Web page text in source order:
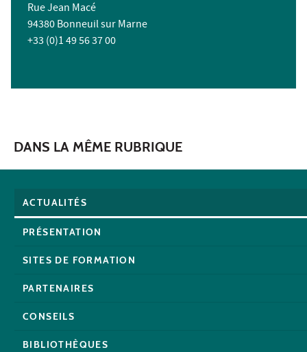
Rue Jean Macé
94380 Bonneuil sur Marne
+33 (0)1 49 56 37 00
DANS LA MÊME RUBRIQUE
ACTUALITÉS
PRÉSENTATION
SITES DE FORMATION
PARTENAIRES
CONSEILS
BIBLIOTHÈQUES